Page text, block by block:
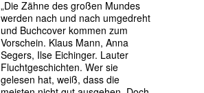
„Die Zähne des großen Mundes
werden nach und nach umgedreht
und Buchcover kommen zum
Vorschein. Klaus Mann, Anna
Segers, Ilse Eichinger. Lauter
Fluchtgeschichten. Wer sie
gelesen hat, weiß, dass die